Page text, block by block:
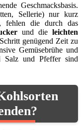
Geschmacksbasis.
Sellerie) nur kurz
fehlen die durch das
und die leichten
genügend Zeit zu
Gemüsebrühe und
Salz und Pfeffer sind